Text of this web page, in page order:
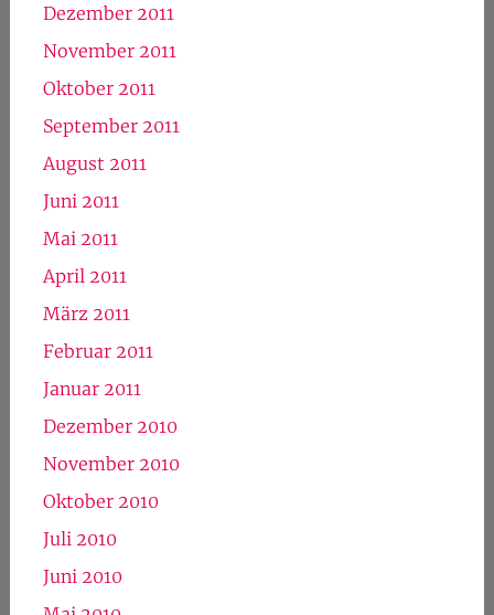
Dezember 2011
November 2011
Oktober 2011
September 2011
August 2011
Juni 2011
Mai 2011
April 2011
März 2011
Februar 2011
Januar 2011
Dezember 2010
November 2010
Oktober 2010
Juli 2010
Juni 2010